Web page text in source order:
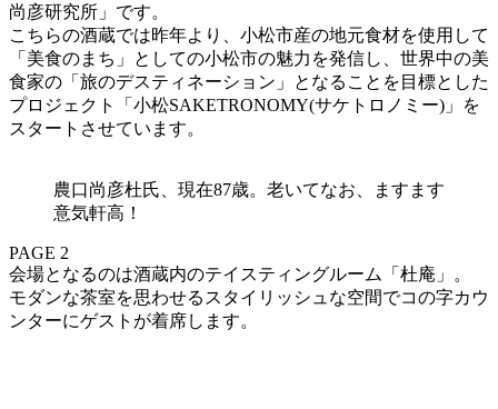
尚彦研究所」です。
こちらの酒蔵では昨年より、小松市産の地元食材を使用して
「美食のまち」としての小松市の魅力を発信し、世界中の美
食家の「旅のデスティネーション」となることを目標とした
プロジェクト「小松SAKETRONOMY(サケトロノミー)」を
スタートさせています。
農口尚彦杜氏、現在87歳。老いてなお、ますます
意気軒高！
PAGE 2
会場となるのは酒蔵内のテイスティングルーム「杜庵」。
モダンな茶室を思わせるスタイリッシュな空間でコの字カウ
ンターにゲストが着席します。